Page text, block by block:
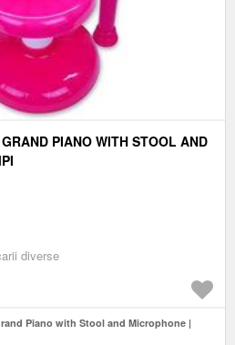
PIANO WITH STOOL AND
diverse
Piano with Stool and Microphone |